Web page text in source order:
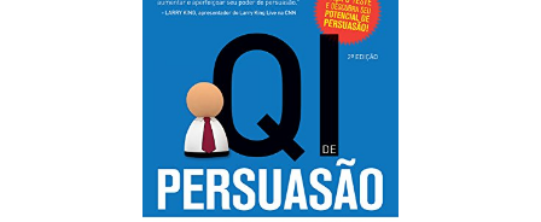
pessoal e profissional. Neste livro, a autora Maytê
Carvalho prepara o leitor de maneira prática para os
desafios relacionados à comunicação e expressão.
Persuasão é um guia para ser lido e consultado ao
longo de toda a vida.